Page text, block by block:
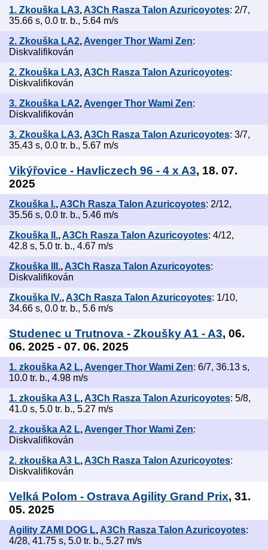
1. Zkouška LA3,A3Ch Rasza Talon Azuricoyotes: 2/7,
35.66 s, 0.0 tr. b., 5.64 m/s
2. Zkouška LA2, Avenger Thor Wami Zen:
Diskvalifikován
2. Zkouška LA3,A3Ch Rasza Talon Azuricoyotes:
Diskvalifikován
3. Zkouška LA2, Avenger Thor Wami Zen:
Diskvalifikován
3. Zkouška LA3,A3Ch Rasza Talon Azuricoyotes: 3/7,
35.43 s, 0.0 tr. b., 5.67 m/s
Vikýřovice - Havliczech 96 - 4 x A3, 18. 07.
2025
Zkouška I., A3Ch Rasza Talon Azuricoyotes: 2/12,
35.56 s, 0.0 tr. b., 5.46 m/s
Zkouška II.,A3Ch Rasza Talon Azuricoyotes: 4/12,
42.8 s, 5.0 tr. b., 4.67 m/s
Zkouška III., A3Ch Rasza Talon Azuricoyotes:
Diskvalifikován
Zkouška IV.,A3Ch Rasza Talon Azuricoyotes: 1/10,
34.66 s, 0.0 tr. b., 5.6 m/s
Studenec u Trutnova - Zkoušky A1 - A3, 06.
06. 2025 - 07. 06. 2025
1. zkouška A2 L, Avenger Thor Wami Zen: 6/7, 36.13 s,
10.0 tr. b., 4.98 m/s
1. zkouška A3 L,A3Ch Rasza Talon Azuricoyotes: 5/8,
41.0 s, 5.0 tr. b., 5.27 m/s
2. zkouška A2 L, Avenger Thor Wami Zen:
Diskvalifikován
2. zkouška A3 L,A3Ch Rasza Talon Azuricoyotes:
Diskvalifikován
Velká Polom - Ostrava Agility Grand Prix, 31.
05. 2025
Agility ZAMI DOG L, A3Ch Rasza Talon Azuricoyotes:
4/28, 41.75 s, 5.0 tr. b., 5.27 m/s